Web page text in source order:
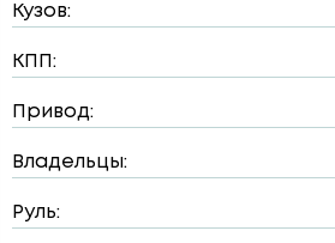
Кузов:
КПП:
Привод:
Владельцы:
Руль: